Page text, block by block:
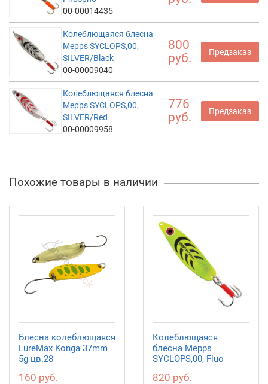
00-00014435
Колеблющаяся блесна
Mepps SYCLOPS,00,
SILVER/Black
00-00009040
800
руб.
Предзаказ
Колеблющаяся блесна
Mepps SYCLOPS,00,
SILVER/Red
00-00009958
776
руб.
Предзаказ
Похожие товары в наличии
Блесна колеблющаяся
LureMax Konga 37mm
5g цв.28
160 руб.
Колеблющаяся
блесна Mepps
SYCLOPS,00, Fluo
820 руб.